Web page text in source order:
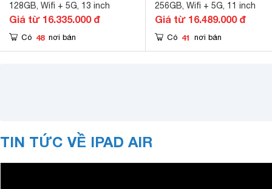
128GB, Wifi + 5G, 13 inch
Giá từ 16.335.000 đ
Có 48 nơi bán
256GB, Wifi + 5G, 11 inch
Giá từ 16.489.000 đ
Có 41 nơi bán
TIN TỨC VỀ IPAD AIR